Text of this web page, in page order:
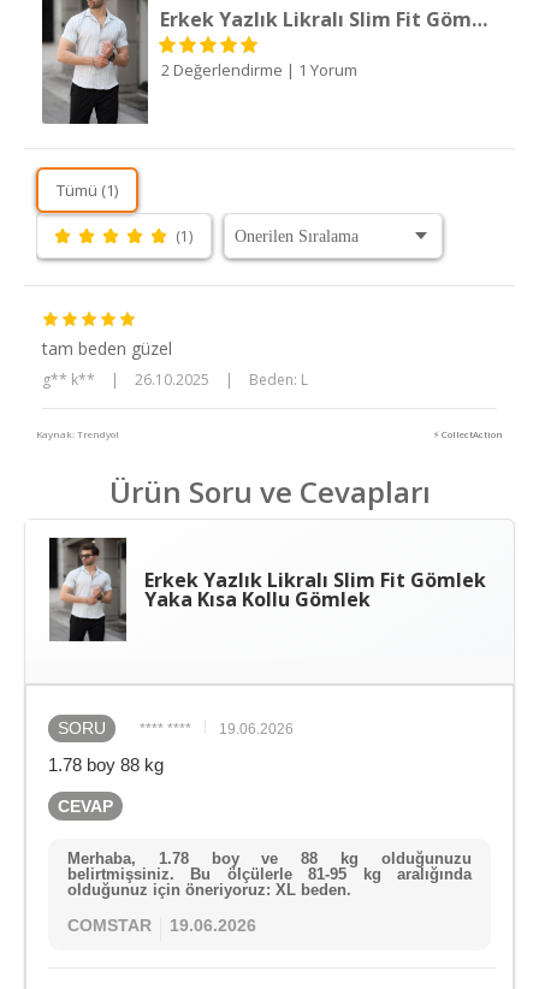
Erkek Yazlık Likralı Slim Fit Gömlek Yaka Kısa Kollu Gömlek
2 Değerlendirme | 1 Yorum
Tümü (1)
(1)
tam beden güzel
g** k** | 26.10.2025 | Beden: L
Kaynak: Trendyol ⚡ CollectAction
Ürün Soru ve Cevapları
Erkek Yazlık Likralı Slim Fit Gömlek
Yaka Kısa Kollu Gömlek
SORU **** **** 19.06.2026
1.78 boy 88 kg
CEVAP
Merhaba, 1.78 boy ve 88 kg olduğunuzu
belirtmişsiniz. Bu ölçülerle 81-95 kg aralığında
olduğunuz için öneriyoruz: XL beden.
COMSTAR 19.06.2026